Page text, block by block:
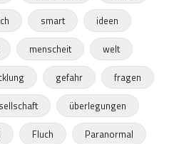
smart
ideen
menscheit
welt
gefahr
fragen
überlegungen
Fluch
Paranormal